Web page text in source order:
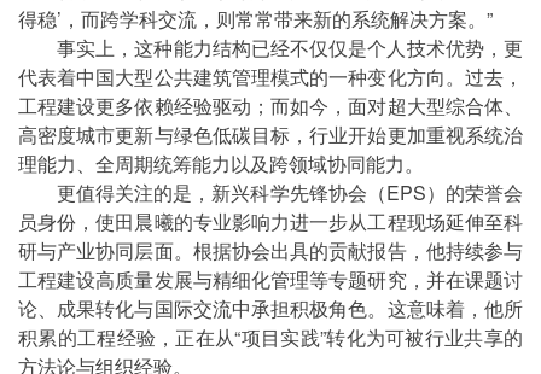
得稳’，而跨学科交流，则常常带来新的系统解决方案。”
事实上，这种能力结构已经不仅仅是个人技术优势，更
代表着中国大型公共建筑管理模式的一种变化方向。过去，
工程建设更多依赖经验驱动；而如今，面对超大型综合体、
高密度城市更新与绿色低碳目标，行业开始更加重视系统治
理能力、全周期统筹能力以及跨领域协同能力。
更值得关注的是，新兴科学先锋协会（EPS）的荣誉会
员身份，使田晨曦的专业影响力进一步从工程现场延伸至科
研与产业协同层面。根据协会出具的贡献报告，他持续参与
工程建设高质量发展与精细化管理等专题研究，并在课题讨
论、成果转化与国际交流中承担积极角色。这意味着，他所
积累的工程经验，正在从“项目实践”转化为可被行业共享的
方法论与组织经验。